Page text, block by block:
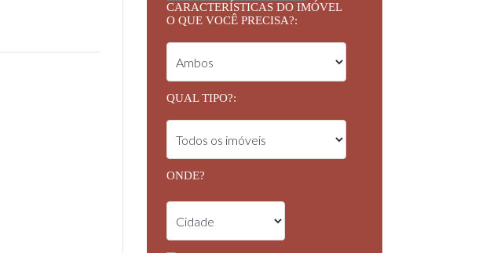
CARACTERÍSTICAS DO IMÓVEL
O QUE VOCÊ PRECISA?:
QUAL TIPO?:
ONDE?